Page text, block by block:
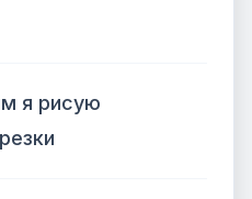
я рисую